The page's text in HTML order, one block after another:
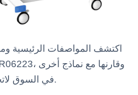
اكتشف المواصفات الرئيسية
في السوق لاتخاذ قرارات أفضل.